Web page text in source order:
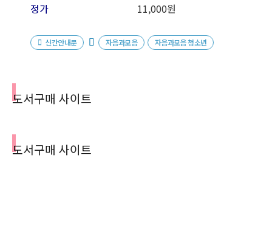
정가
11,000원
신간안내문 자음과모음 자음과모음 청소년
도서구매 사이트
도서구매 사이트